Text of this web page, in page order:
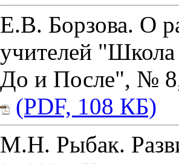
Е.В. Борзова. О
учителей
До и После", №
(PDF, 108 КБ)
М.Н. Рыбак.